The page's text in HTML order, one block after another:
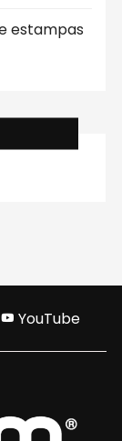
estampas
YouTube